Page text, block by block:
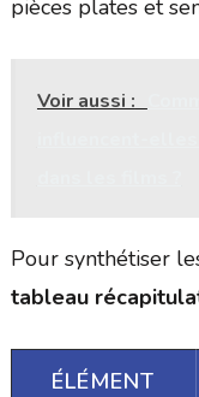
pièces plates et
Voir aussi :
Pour synthétiser
tableau
ÉLÉMENT